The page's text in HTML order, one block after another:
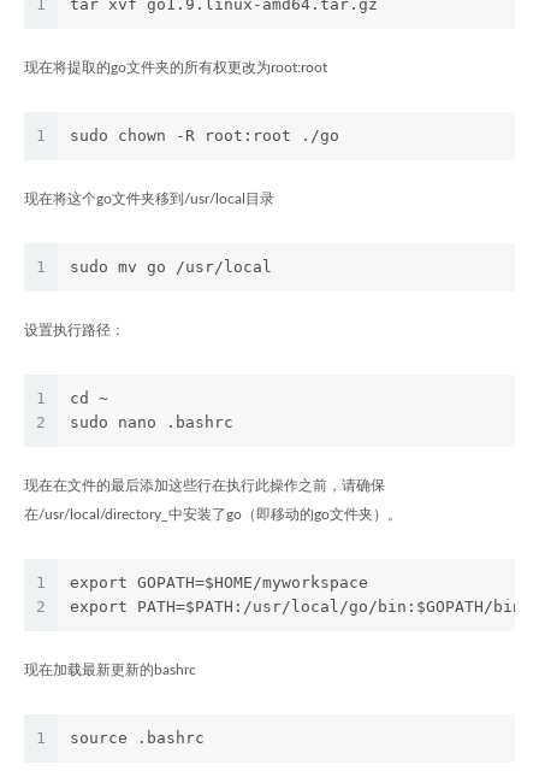
1 tar xvf go1.9.linux-amd64.tar.gz
现在将提取的go文件夹的所有权更改为root:root
1 sudo chown -R root:root ./go
现在将这个go文件夹移到/usr/local目录
1 sudo mv go /usr/local
设置执行路径：
1
2
cd ~
sudo nano .bashrc
现在在文件的最后添加这些行在执行此操作之前，请确保
在/usr/local/directory_中安装了go（即移动的go文件夹）。
1
2
export GOPATH=$HOME/myworkspace
export PATH=$PATH:/usr/local/go/bin:$GOPATH/bin
现在加载最新更新的bashrc
1 source .bashrc